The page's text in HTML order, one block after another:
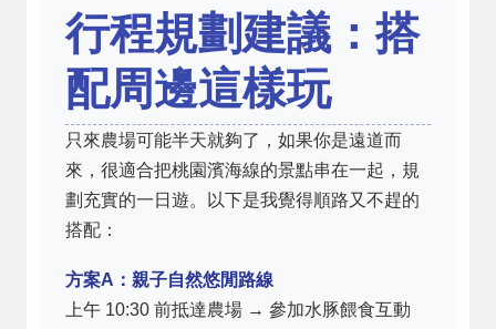
行程規劃建議：搭
配周邊這樣玩
只來農場可能半天就夠了，如果你是遠道而
來，很適合把桃園濱海線的景點串在一起，規
劃充實的一日遊。以下是我覺得順路又不趕的
搭配：
方案A：親子自然悠閒路線
上午 10:30 前抵達農場 → 參加水豚餵食互動